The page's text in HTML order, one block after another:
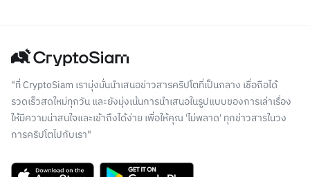
"ที่ CryptoSiam เรามุ่งมั่นนำเสนอข่าวสารคริปโตที่เป็นกลาง เชื่อถือได้
รวดเร็วสดใหม่ทุกวัน และยังมุ่งเน้นการนำเสนอในรูปแบบของการเล่าเรื่อง
ให้มีความน่าสนใจและเข้าถึงได้ง่าย เพื่อให้คุณ 'ไม่พลาด' ทุกข่าวสารในวง
การคริปโตไปกับเรา"